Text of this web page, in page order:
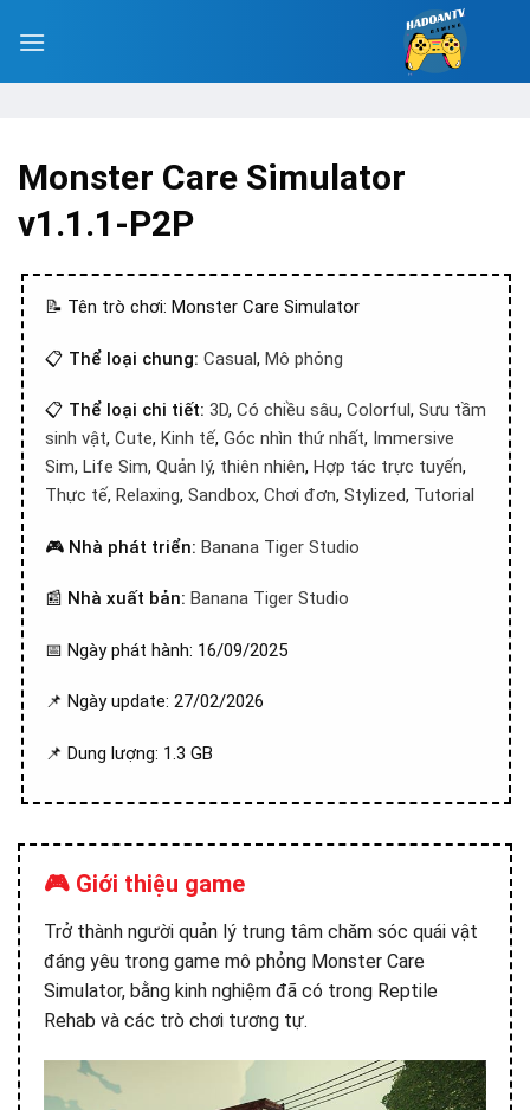
Monster Care Simulator
v1.1.1-P2P
📝 Tên trò chơi: Monster Care Simulator
📋 Thể loại chung: Casual, Mô phỏng
📋 Thể loại chi tiết: 3D, Có chiều sâu, Colorful, Sưu tầm
sinh vật, Cute, Kinh tế, Góc nhìn thứ nhất, Immersive
Sim, Life Sim, Quản lý, thiên nhiên, Hợp tác trực tuyến,
Thực tế, Relaxing, Sandbox, Chơi đơn, Stylized, Tutorial
🎮 Nhà phát triển: Banana Tiger Studio
📰 Nhà xuất bản: Banana Tiger Studio
📅 Ngày phát hành: 16/09/2025
📌 Ngày update: 27/02/2026
📌 Dung lượng: 1.3 GB
🎮 Giới thiệu game
Trở thành người quản lý trung tâm chăm sóc quái vật
đáng yêu trong game mô phỏng Monster Care
Simulator, bằng kinh nghiệm đã có trong Reptile
Rehab và các trò chơi tương tự.